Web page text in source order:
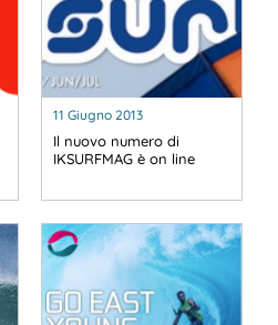
11 Giugno 2013
Il nuovo numero di
IKSURFMAG è on line